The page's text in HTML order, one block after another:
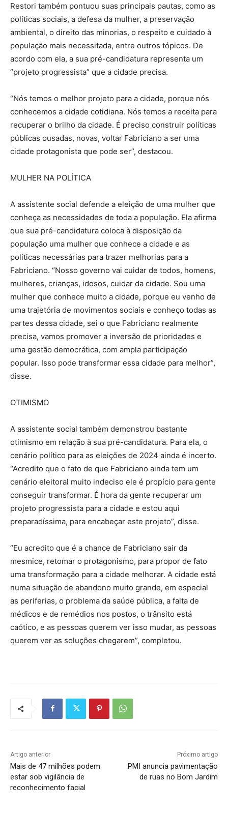
Restori também pontuou suas principais pautas, como as
políticas sociais, a defesa da mulher, a preservação
ambiental, o direito das minorias, o respeito e cuidado à
população mais necessitada, entre outros tópicos. De
acordo com ela, a sua pré-candidatura representa um
“projeto progressista” que a cidade precisa.
“Nós temos o melhor projeto para a cidade, porque nós
conhecemos a cidade cotidiana. Nós temos a receita para
recuperar o brilho da cidade. É preciso construir políticas
públicas ousadas, novas, voltar Fabriciano a ser uma
cidade protagonista que pode ser”, destacou.
MULHER NA POLÍTICA
A assistente social defende a eleição de uma mulher que
conheça as necessidades de toda a população. Ela afirma
que sua pré-candidatura coloca à disposição da
população uma mulher que conhece a cidade e as
políticas necessárias para trazer melhorias para a
Fabriciano. “Nosso governo vai cuidar de todos, homens,
mulheres, crianças, idosos, cuidar da cidade. Sou uma
mulher que conhece muito a cidade, porque eu venho de
uma trajetória de movimentos sociais e conheço todas as
partes dessa cidade, sei o que Fabriciano realmente
precisa, vamos promover a inversão de prioridades e
uma gestão democrática, com ampla participação
popular. Isso pode transformar essa cidade para melhor”,
disse.
OTIMISMO
A assistente social também demonstrou bastante
otimismo em relação à sua pré-candidatura. Para ela, o
cenário político para as eleições de 2024 ainda é incerto.
“Acredito que o fato de que Fabriciano ainda tem um
cenário eleitoral muito indeciso ele é propício para gente
conseguir transformar. É hora da gente recuperar um
projeto progressista para a cidade e estou aqui
preparadíssima, para encabeçar este projeto”, disse.
“Eu acredito que é a chance de Fabriciano sair da
mesmice, retomar o protagonismo, para propor de fato
uma transformação para a cidade melhorar. A cidade está
numa situação de abandono muito grande, em especial
as periferias, o problema da saúde pública, a falta de
médicos e de remédios nos postos, o trânsito está
caótico, e as pessoas querem ver isso mudar, as pessoas
querem ver as soluções chegarem”, completou.
Artigo anterior
Mais de 47 milhões podem
estar sob vigilância de
reconhecimento facial
Próximo artigo
PMI anuncia pavimentação
de ruas no Bom Jardim